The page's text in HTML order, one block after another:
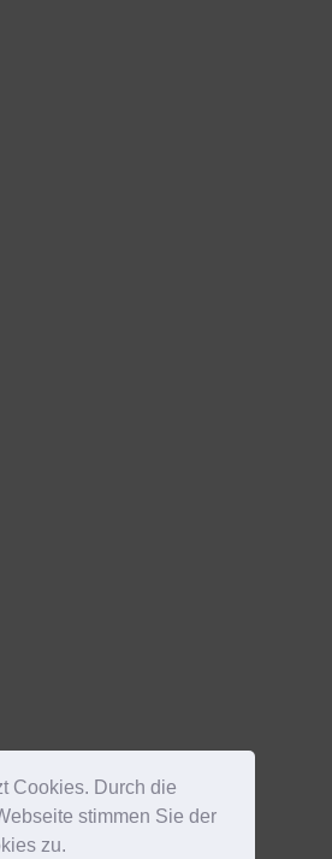
Cookies. Durch die
stimmen Sie der
zu.